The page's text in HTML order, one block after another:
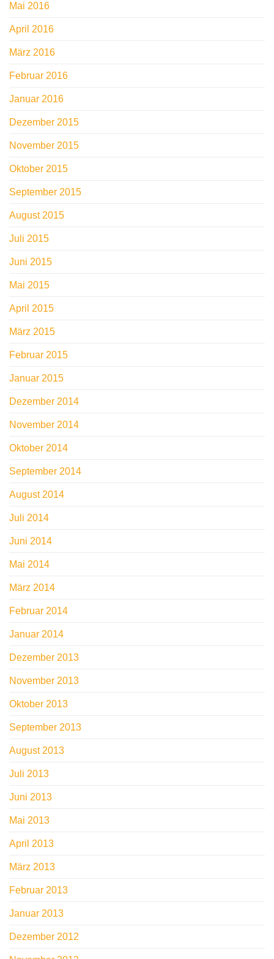
Mai 2016
April 2016
März 2016
Februar 2016
Januar 2016
Dezember 2015
November 2015
Oktober 2015
September 2015
August 2015
Juli 2015
Juni 2015
Mai 2015
April 2015
März 2015
Februar 2015
Januar 2015
Dezember 2014
November 2014
Oktober 2014
September 2014
August 2014
Juli 2014
Juni 2014
Mai 2014
März 2014
Februar 2014
Januar 2014
Dezember 2013
November 2013
Oktober 2013
September 2013
August 2013
Juli 2013
Juni 2013
Mai 2013
April 2013
März 2013
Februar 2013
Januar 2013
Dezember 2012